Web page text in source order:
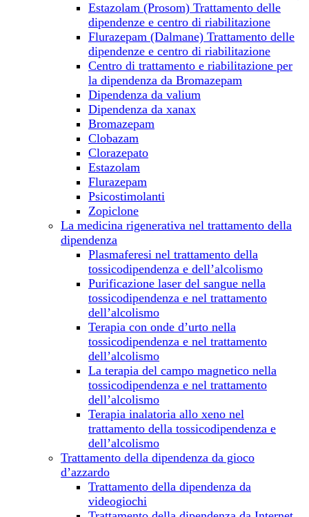
Estazolam (Prosom) Trattamento delle
dipendenze e centro di riabilitazione
Flurazepam (Dalmane) Trattamento delle
dipendenze e centro di riabilitazione
Centro di trattamento e riabilitazione per
la dipendenza da Bromazepam
Dipendenza da valium
Dipendenza da xanax
Bromazepam
Clobazam
Clorazepato
Estazolam
Flurazepam
Psicostimolanti
Zopiclone
La medicina rigenerativa nel trattamento della
dipendenza
Plasmaferesi nel trattamento della
tossicodipendenza e dell’alcolismo
Purificazione laser del sangue nella
tossicodipendenza e nel trattamento
dell’alcolismo
Terapia con onde d’urto nella
tossicodipendenza e nel trattamento
dell’alcolismo
La terapia del campo magnetico nella
tossicodipendenza e nel trattamento
dell’alcolismo
Terapia inalatoria allo xeno nel
trattamento della tossicodipendenza e
dell’alcolismo
Trattamento della dipendenza da gioco
d’azzardo
Trattamento della dipendenza da
videogiochi